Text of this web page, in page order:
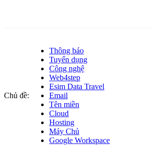
Chủ đề:
Thông báo
Tuyển dụng
Công nghệ
Web4step
Esim Data Travel
Email
Tên miền
Cloud
Hosting
Máy Chủ
Google Workspace